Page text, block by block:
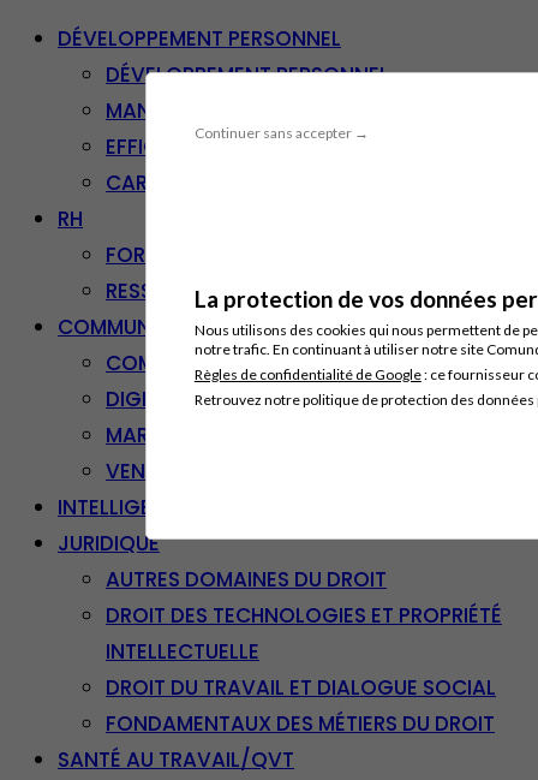
Continuer sans accepter →
La protection de vos données
Nous utilisons des cookies qui nous permettent de
notre trafic. En continuant à utiliser notre site
Règles de confidentialité de Google: ce fournisseur
Retrouvez notre politique de protection des
DÉVELOPPEMENT PERSONNEL
DÉVELOPPEMENT PERSONNEL
MANAGEMENT
EFFICACITÉ PROFESSIONNELLE
CARRIÈRE & RECONVERSION
RH
FORMATION PROFESSIONNELLE
RESSOURCES HUMAINES
COMMUNICATION/DIGITAL
COMMUNICATION
DIGITAL
MARKETING
VENTE – RELATION CLIENT
INTELLIGENCE ARTIFICIELLE
JURIDIQUE
AUTRES DOMAINES DU DROIT
DROIT DES TECHNOLOGIES ET PROPRIÉTÉ
INTELLECTUELLE
DROIT DU TRAVAIL ET DIALOGUE SOCIAL
FONDAMENTAUX DES MÉTIERS DU DROIT
SANTÉ AU TRAVAIL/QVT